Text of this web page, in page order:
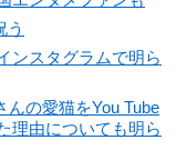
う
ンスタグラムで明ら
の愛猫をYou Tube
理由についても明ら